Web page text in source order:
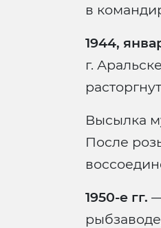
в
1944,
г.
Высылка
После
1950-е гг.